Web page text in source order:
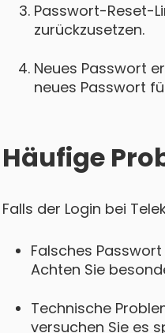
Passwort-Reset-
zurückzusetzen.
Neues Passwort
neues Passwort
Häufige
Falls der Login bei
Falsches
Achten Sie
Technische
versuchen Sie es